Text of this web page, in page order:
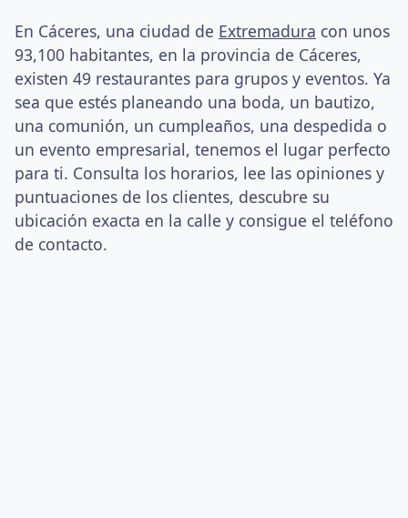
En Cáceres, una ciudad de Extremadura con unos
93,100 habitantes, en la provincia de Cáceres,
existen 49 restaurantes para grupos y eventos. Ya
sea que estés planeando una boda, un bautizo,
una comunión, un cumpleaños, una despedida o
un evento empresarial, tenemos el lugar perfecto
para ti. Consulta los horarios, lee las opiniones y
puntuaciones de los clientes, descubre su
ubicación exacta en la calle y consigue el teléfono
de contacto.